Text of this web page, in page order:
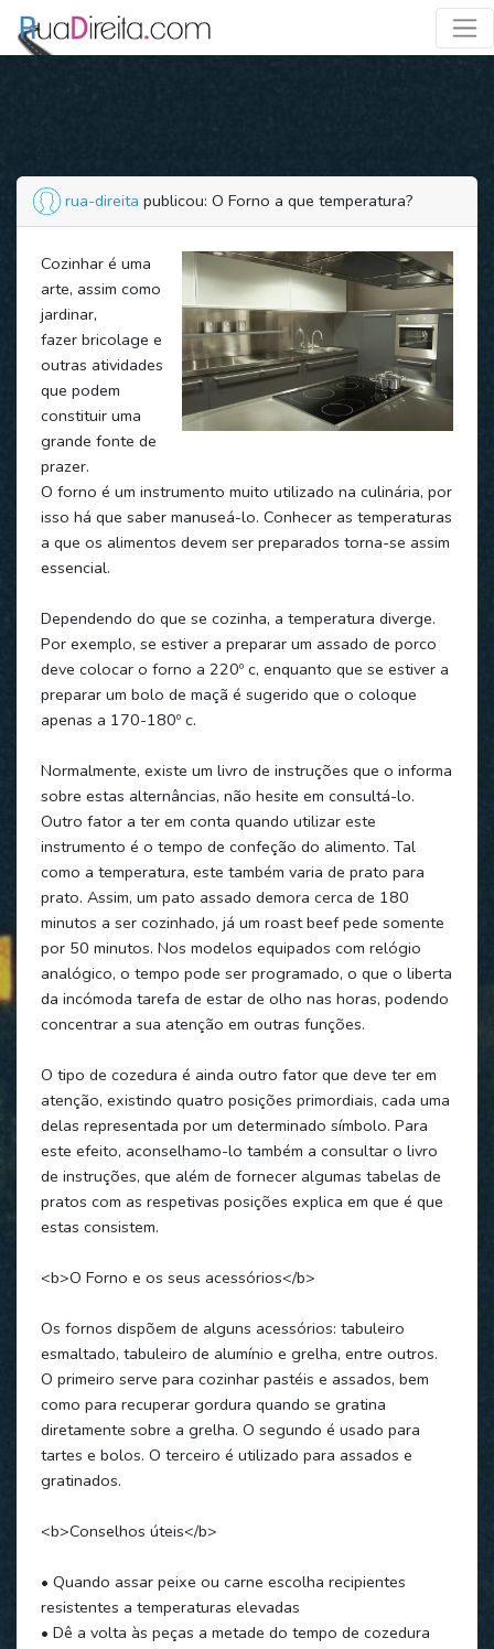
rua-direita publicou: O Forno a que temperatura?
Cozinhar é uma
arte, assim como
jardinar,
fazer bricolage e
outras atividades
que podem
constituir uma
grande fonte de
prazer.
O forno é um instrumento muito utilizado na culinária, por
isso há que saber manuseá-lo. Conhecer as temperaturas
a que os alimentos devem ser preparados torna-se assim
essencial.
Dependendo do que se cozinha, a temperatura diverge.
Por exemplo, se estiver a preparar um assado de porco
deve colocar o forno a 220º c, enquanto que se estiver a
preparar um bolo de maçã é sugerido que o coloque
apenas a 170-180º c.
Normalmente, existe um livro de instruções que o informa
sobre estas alternâncias, não hesite em consultá-lo.
Outro fator a ter em conta quando utilizar este
instrumento é o tempo de confeção do alimento. Tal
como a temperatura, este também varia de prato para
prato. Assim, um pato assado demora cerca de 180
minutos a ser cozinhado, já um roast beef pede somente
por 50 minutos. Nos modelos equipados com relógio
analógico, o tempo pode ser programado, o que o liberta
da incómoda tarefa de estar de olho nas horas, podendo
concentrar a sua atenção em outras funções.
O tipo de cozedura é ainda outro fator que deve ter em
atenção, existindo quatro posições primordiais, cada uma
delas representada por um determinado símbolo. Para
este efeito, aconselhamo-lo também a consultar o livro
de instruções, que além de fornecer algumas tabelas de
pratos com as respetivas posições explica em que é que
estas consistem.
<b>O Forno e os seus acessórios</b>
Os fornos dispõem de alguns acessórios: tabuleiro
esmaltado, tabuleiro de alumínio e grelha, entre outros.
O primeiro serve para cozinhar pastéis e assados, bem
como para recuperar gordura quando se gratina
diretamente sobre a grelha. O segundo é usado para
tartes e bolos. O terceiro é utilizado para assados e
gratinados.
<b>Conselhos úteis</b>
• Quando assar peixe ou carne escolha recipientes
resistentes a temperaturas elevadas
• Dê a volta às peças a metade do tempo de cozedura